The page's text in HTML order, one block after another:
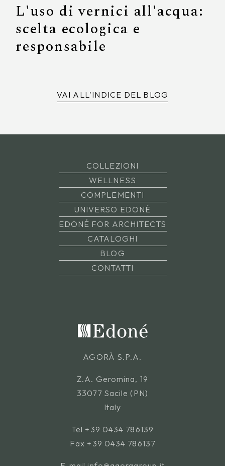
L'uso di vernici all'acqua:
scelta ecologica e
responsabile
VAI ALL'INDICE DEL BLOG
COLLEZIONI
WELLNESS
COMPLEMENTI
UNIVERSO EDONÉ
EDONÉ FOR ARCHITECTS
CATALOGHI
BLOG
CONTATTI
AGORÀ S.P.A.
Z.A. Geromina, 19
33077 Sacile (PN)
Italy
Tel +39 0434 786139
Fax +39 0434 786137